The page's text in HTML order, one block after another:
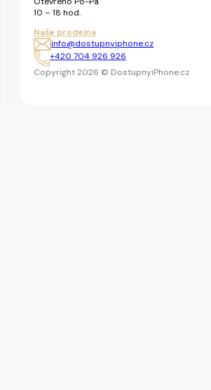
10 – 18 hod.
Naše prodejna
info@dostupnyiphone.cz
+420 704 926 926
Copyright 2026 © DostupnyiPhone.cz